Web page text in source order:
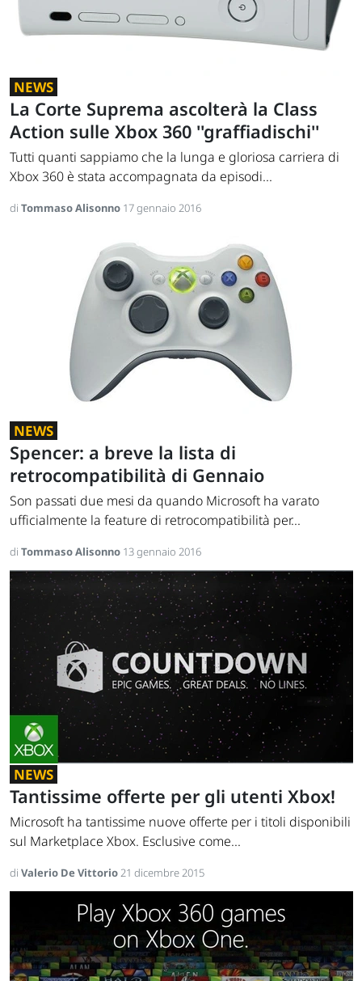
NEWS
La Corte Suprema ascolterà la Class
Action sulle Xbox 360 ''graffiadischi''
Tutti quanti sappiamo che la lunga e gloriosa carriera di
Xbox 360 è stata accompagnata da episodi...
di Tommaso Alisonno 17 gennaio 2016
NEWS
Spencer: a breve la lista di
retrocompatibilità di Gennaio
Son passati due mesi da quando Microsoft ha varato
ufficialmente la feature di retrocompatibilità per...
di Tommaso Alisonno 13 gennaio 2016
NEWS
Tantissime offerte per gli utenti Xbox!
Microsoft ha tantissime nuove offerte per i titoli disponibili
sul Marketplace Xbox. Esclusive come...
di Valerio De Vittorio21 dicembre 2015